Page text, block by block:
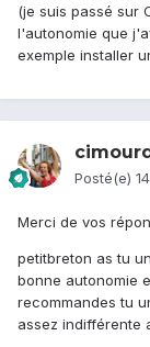
(je suis passé sur
l'autonomie que
exemple installer
Posté(e)
Merci de vos
petitbreton as tu
bonne autonomie
recommandes tu
assez indifférente